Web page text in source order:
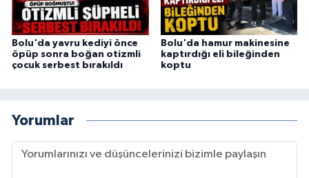
Bolu'da yavru kediyi önce
öpüp sonra boğan otizmli
çocuk serbest bırakıldı
Bolu'da hamur makinesine
kaptırdığı eli bileğinden
koptu
Yorumlar